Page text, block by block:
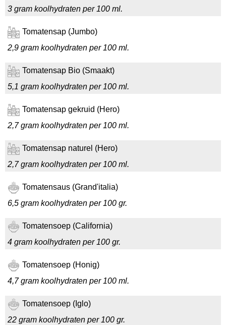
3 gram koolhydraten per 100 ml.
Tomatensap (Jumbo)
2,9 gram koolhydraten per 100 ml.
Tomatensap Bio (Smaakt)
5,1 gram koolhydraten per 100 ml.
Tomatensap gekruid (Hero)
2,7 gram koolhydraten per 100 ml.
Tomatensap naturel (Hero)
2,7 gram koolhydraten per 100 ml.
Tomatensaus (Grand'italia)
6,5 gram koolhydraten per 100 gr.
Tomatensoep (California)
4 gram koolhydraten per 100 gr.
Tomatensoep (Honig)
4,7 gram koolhydraten per 100 ml.
Tomatensoep (Iglo)
22 gram koolhydraten per 100 gr.